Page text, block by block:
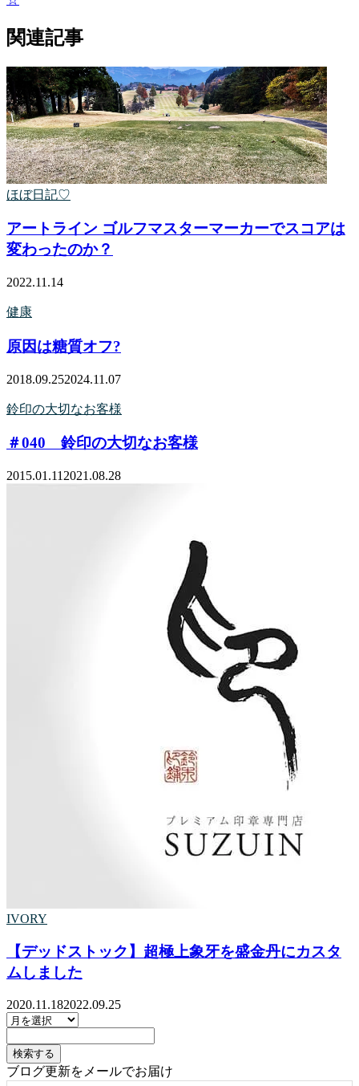
関連記事
ほぼ日記♡
アートライン ゴルフマスターマーカーでスコアは
変わったのか？
2022.11.14
健康
原因は糖質オフ?
2018.09.252024.11.07
鈴印の大切なお客様
＃040 鈴印の大切なお客様
2015.01.11 2021.08.28
IVORY
【デッドストック】超極上象牙を盛金丹にカスタ
ムしました
2020.11.182022.09.25
ブログ更新をメールでお届け